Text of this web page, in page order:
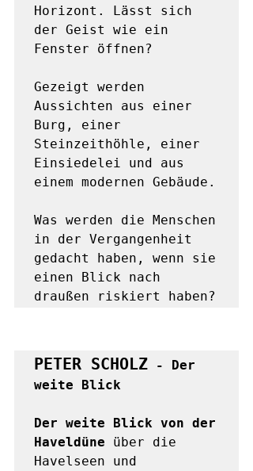
Horizont. Lässt sich
der Geist wie ein
Fenster öffnen?
Gezeigt werden
Aussichten aus einer
Burg, einer
Steinzeithöhle, einer
Einsiedelei und aus
einem modernen Gebäude.
Was werden die Menschen
in der Vergangenheit
gedacht haben, wenn sie
einen Blick nach
PETER SCHOLZ - Der
weite Blick
Der weite Blick von der
Haveldüne über die
Havelseen und